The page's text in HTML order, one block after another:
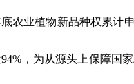
农业植物新品种权累计
94% ，为从源头上保障国